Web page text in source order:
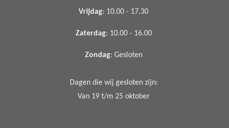
Vrijdag: 10.00 - 17.30
Zaterdag: 10.00 - 16.00
Zondag: Gesloten
Dagen die wij gesloten zijn:
Van 19 t/m 25 oktober